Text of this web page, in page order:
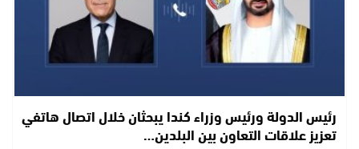
رئيس الدولة ورئيس وزراء كندا يبحثان خلال اتصال هاتفي
تعزيز علاقات التعاون بين البلدين…